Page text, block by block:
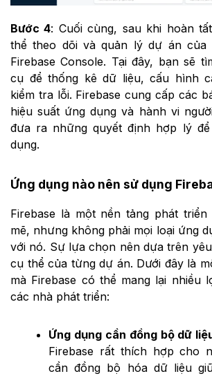
Bước 4: Cuối cùng, sau khi hoàn
thể theo dõi và quản lý dự án của
Firebase Console. Tại đây, bạn sẽ
cụ để thống kê dữ liệu, cấu hình
kiểm tra lỗi. Firebase cung cấp các
hiệu suất ứng dụng và hành vi
đưa ra những quyết định hợp lý
dụng.
Ứng dụng nào nên sử dụng
Firebase là một nền tảng phát
mẽ, nhưng không phải mọi loại ứng
với nó. Sự lựa chọn nên dựa trên
cụ thể của từng dự án. Dưới đây là
mà Firebase có thể mang lại nhiều
các nhà phát triển:
Ứng dụng cần đồng bộ dữ
Firebase rất thích hợp cho
cần đồng bộ hóa dữ liệu